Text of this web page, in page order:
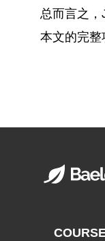
总而言之
本文的完